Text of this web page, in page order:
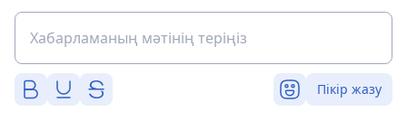
Пікір жазу